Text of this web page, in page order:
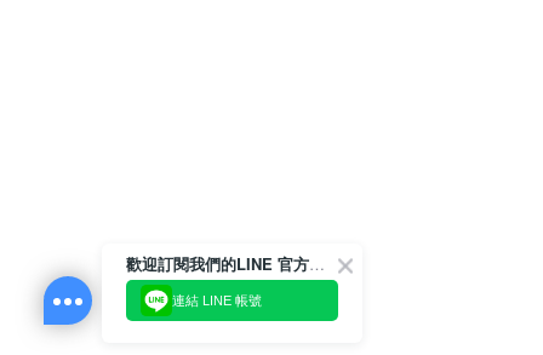
歡迎訂閱我們的LINE 官方帳號
連結 LINE 帳號